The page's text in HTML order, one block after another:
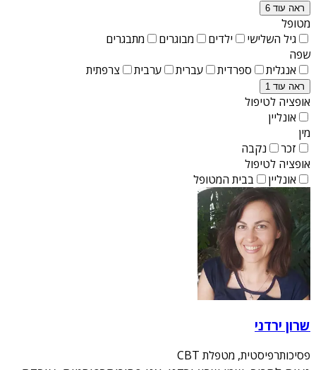
ראה עוד 6
מטופל
גיל השלישי
ילדים מבוגרים
מתבגרים
שפה
אנגלית
ספרדית עברית ערבית צרפתית
ראה עוד 1
אופציה לטיפול
אונליין
מין
זכר
נקבה
אופציה לטיפול
אונליין
בבית המטופל
שרון ירדני
פסיכותרפיסטית, מטפלת CBT